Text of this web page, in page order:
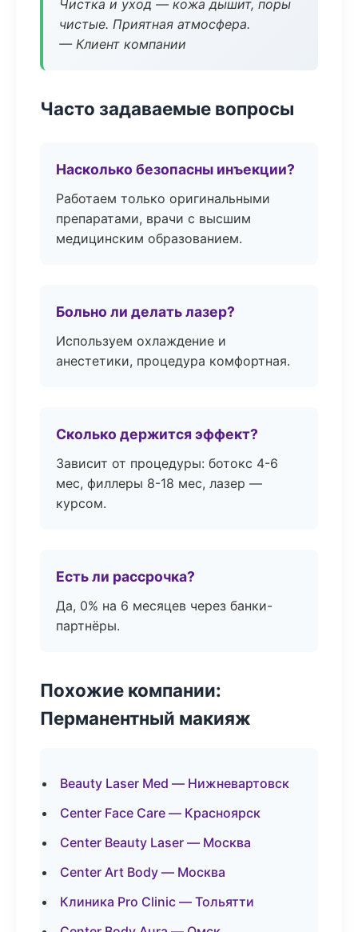
Чистка и уход — кожа дышит, поры
чистые. Приятная атмосфера.
— Клиент компании
Часто задаваемые вопросы
Насколько безопасны инъекции?
Работаем только оригинальными
препаратами, врачи с высшим
медицинским образованием.
Больно ли делать лазер?
Используем охлаждение и
анестетики, процедура комфортная.
Сколько держится эффект?
Зависит от процедуры: ботокс 4-6
мес, филлеры 8-18 мес, лазер —
курсом.
Есть ли рассрочка?
Да, 0% на 6 месяцев через банки-
партнёры.
Похожие компании:
Перманентный макияж
Beauty Laser Med — Нижневартовск
Center Face Care — Красноярск
Center Beauty Laser — Москва
Center Art Body — Москва
Клиника Pro Clinic — Тольятти